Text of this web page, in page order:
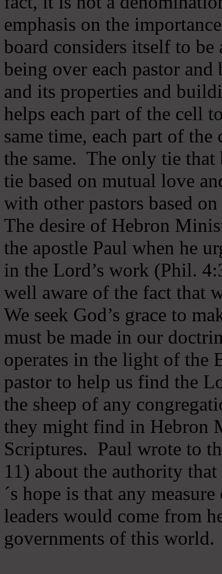
emphasis on the
board considers itself to be
being over each pastor
and its properties and
helps each part of the cell
same time, each part of
the same. The only tie that
tie based on mutual love
with other pastors based
The desire of Hebron
the apostle Paul when he
in the Lord’s work (Phil.
well aware of the fact that
We seek God’s grace to
must be made in our
operates in the light of the
pastor to help us find the
the sheep of any
they might find in Hebron
Scriptures. Paul wrote to
11) about the authority
´s hope is that any
leaders would come from
governments of this world.